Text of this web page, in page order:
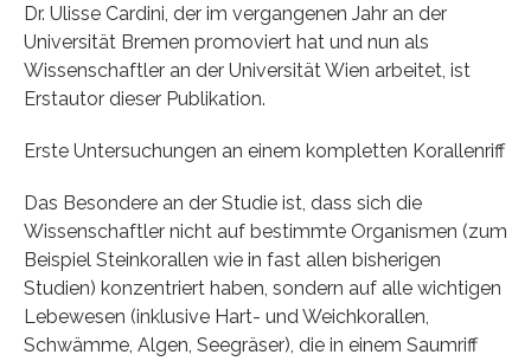
Dr. Ulisse Cardini, der im vergangenen Jahr an der
Universität Bremen promoviert hat und nun als
Wissenschaftler an der Universität Wien arbeitet, ist
Erstautor dieser Publikation.
Erste Untersuchungen an einem kompletten Korallenriff
Das Besondere an der Studie ist, dass sich die
Wissenschaftler nicht auf bestimmte Organismen (zum
Beispiel Steinkorallen wie in fast allen bisherigen
Studien) konzentriert haben, sondern auf alle wichtigen
Lebewesen (inklusive Hart- und Weichkorallen,
Schwämme, Algen, Seegräser), die in einem Saumriff